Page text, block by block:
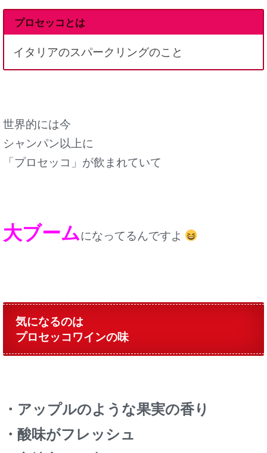
プロセッコとは
イタリアのスパークリングのこと
世界的には今
シャンパン以上に
「プロセッコ」が飲まれていて
大ブームになってるんですよ
気になるのは
プロセッコワインの味
・アップルのような果実の香り
・酸味がフレッシュ